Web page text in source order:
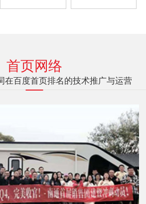
首页网络
在百度首页排名的技术推广与运营